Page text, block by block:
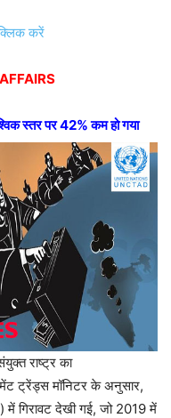
करें
स्तर पर 42% कम हो गया
राष्ट्र का
ट्रेंड्स मॉनिटर के अनुसार,
में गिरावट देखी गई, जो 2019 में